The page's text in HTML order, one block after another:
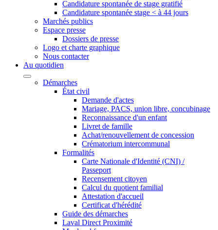
Candidature spontanée de stage gratifié
Candidature spontanée stage < à 44 jours
Marchés publics
Espace presse
Dossiers de presse
Logo et charte graphique
Nous contacter
Au quotidien
Démarches
État civil
Demande d'actes
Mariage, PACS, union libre, concubinage
Reconnaissance d'un enfant
Livret de famille
Achat/renouvellement de concession
Crématorium intercommunal
Formalités
Carte Nationale d'Identité (CNI) /
Passeport
Recensement citoyen
Calcul du quotient familial
Attestation d'accueil
Certificat d'hérédité
Guide des démarches
Laval Direct Proximité